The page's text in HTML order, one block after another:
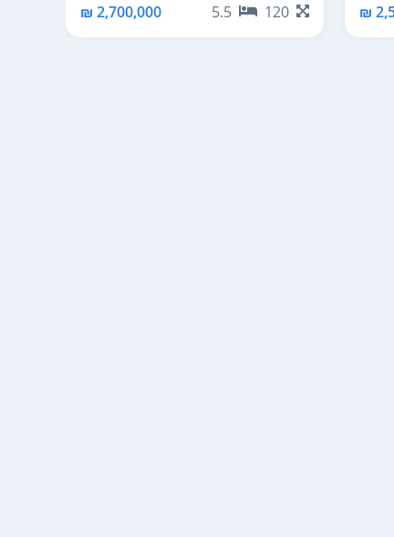
120
5.5
2,700,000 ₪